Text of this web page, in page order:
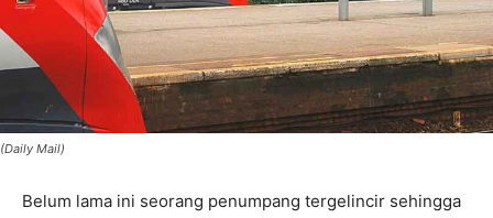
(Daily Mail)
Belum lama ini seorang penumpang tergelincir sehingga